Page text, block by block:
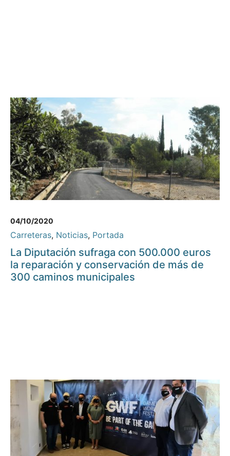
04/10/2020
Carreteras, Noticias, Portada
La Diputación sufraga con 500.000 euros
la reparación y conservación de más de
300 caminos municipales